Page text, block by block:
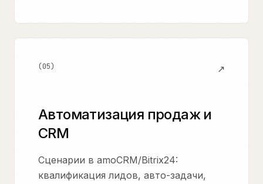
(05) ↗
Автоматизация продаж и
CRM
Сценарии в amoCRM/Bitrix24:
квалификация лидов, авто-задачи,